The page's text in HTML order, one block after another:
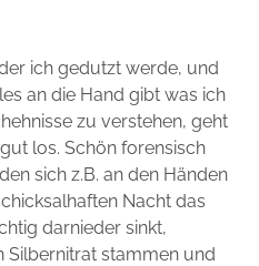
ich gedutzt werde, und
an die Hand gibt was ich
zu verstehen, geht
los. Schön forensisch
sich z.B. an den Händen
Nacht das
darnieder sinkt,
Silbernitrat stammen und